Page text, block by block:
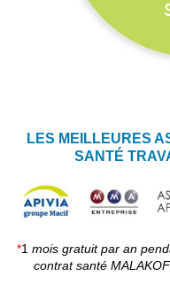
LES MEILLEURES
SANTÉ
*1 mois gratuit par an
contrat santé